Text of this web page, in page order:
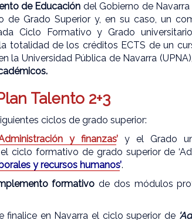
de Educación del Gobierno de
de Grado Superior y, en su caso, un
Ciclo Formativo y Grado
totalidad de los créditos ECTS de un
la Universidad Pública de Navarra
Talento 2+3
ciclos de grado superior:
y finanzas’y el Grado
ciclo formativo de grado superior de
y recursos humanos’.
formativo de dos módulos
finalice en Navarra el ciclo superior de